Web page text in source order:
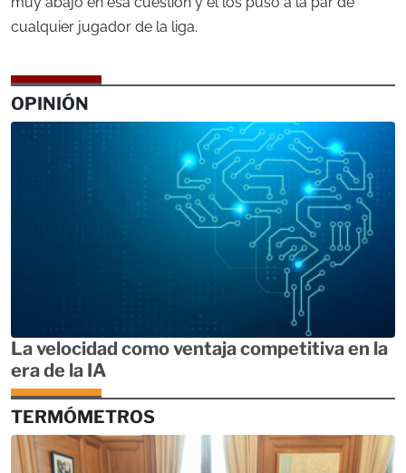
cualquier jugador de la liga.
OPINIÓN
La velocidad como ventaja competitiva en la
era de la IA
TERMÓMETROS